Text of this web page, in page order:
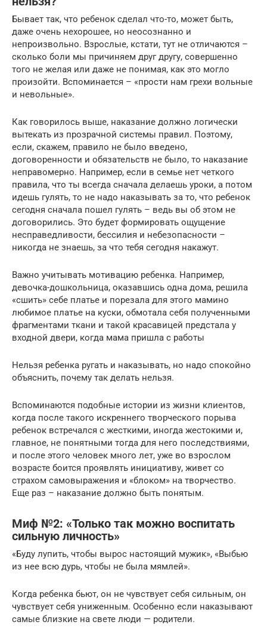
Бывает так, что ребенок сделал что-то, может быть,
даже очень нехорошее, но неосознанно и
непроизвольно. Взрослые, кстати, тут не отличаются –
сколько боли мы причиняем друг другу, совершенно
того не желая или даже не понимая, как это могло
произойти. Вспоминается – «прости нам грехи вольные
и невольные».
Как говорилось выше, наказание должно логически
вытекать из прозрачной системы правил. Поэтому,
если, скажем, правило не было введено,
договоренности и обязательств не было, то наказание
неправомерно. Например, если в семье нет четкого
правила, что ты всегда сначала делаешь уроки, а потом
идешь гулять, то не надо наказывать за то, что ребенок
сегодня сначала пошел гулять – ведь вы об этом не
договорились. Это будет формировать ощущение
несправедливости, бессилия и небезопасности –
никогда не знаешь, за что тебя сегодня накажут.
Важно учитывать мотивацию ребенка. Например,
девочка-дошкольница, оказавшись одна дома, решила
«сшить» себе платье и порезала для этого мамино
любимое платье на куски, обмотала себя полученными
фрагментами ткани и такой красавицей предстала у
входной двери, когда мама пришла с работы
Нельзя ребенка ругать и наказывать, но надо спокойно
объяснить, почему так делать нельзя.
Вспоминаются подобные истории из жизни клиентов,
когда после такого искреннего творческого порыва
ребенок встречался с жесткими, иногда жестокими и,
главное, не понятными тогда для него последствиями,
и после этого человек много лет, уже во взрослом
возрасте боится проявлять инициативу, живет со
страхом самовыражения и «блоком» на творчество.
Еще раз – наказание должно быть понятым.
Миф №2: «Только так можно воспитать
сильную личность»
«Буду лупить, чтобы вырос настоящий мужик», «Выбью
из нее всю дурь, чтобы не была мямлей».
Когда ребенка бьют, он не чувствует себя сильным, он
чувствует себя униженным. Особенно если наказывают
самые близкие на свете люди — родители.